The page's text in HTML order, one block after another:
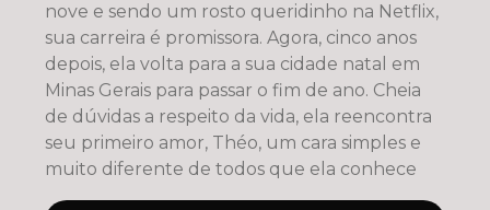
nove e sendo um rosto queridinho na Netflix,
sua carreira é promissora. Agora, cinco anos
depois, ela volta para a sua cidade natal em
Minas Gerais para passar o fim de ano. Cheia
de dúvidas a respeito da vida, ela reencontra
seu primeiro amor, Théo, um cara simples e
muito diferente de todos que ela conhece